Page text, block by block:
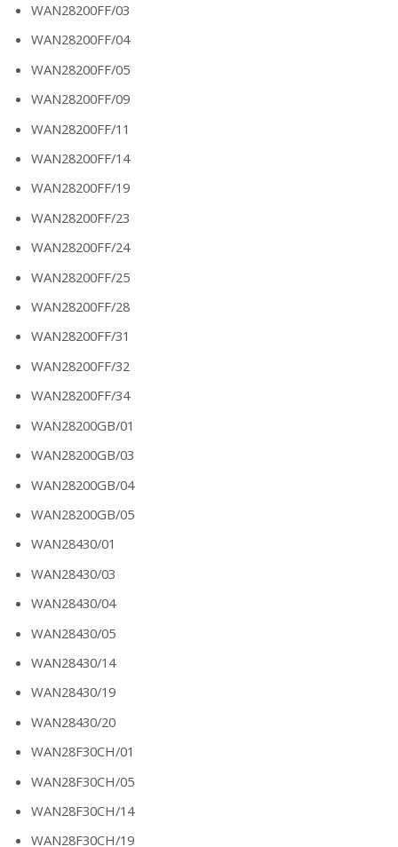
WAN28200FF/03
WAN28200FF/04
WAN28200FF/05
WAN28200FF/09
WAN28200FF/11
WAN28200FF/14
WAN28200FF/19
WAN28200FF/23
WAN28200FF/24
WAN28200FF/25
WAN28200FF/28
WAN28200FF/31
WAN28200FF/32
WAN28200FF/34
WAN28200GB/01
WAN28200GB/03
WAN28200GB/04
WAN28200GB/05
WAN28430/01
WAN28430/03
WAN28430/04
WAN28430/05
WAN28430/14
WAN28430/19
WAN28430/20
WAN28F30CH/01
WAN28F30CH/05
WAN28F30CH/14
WAN28F30CH/19